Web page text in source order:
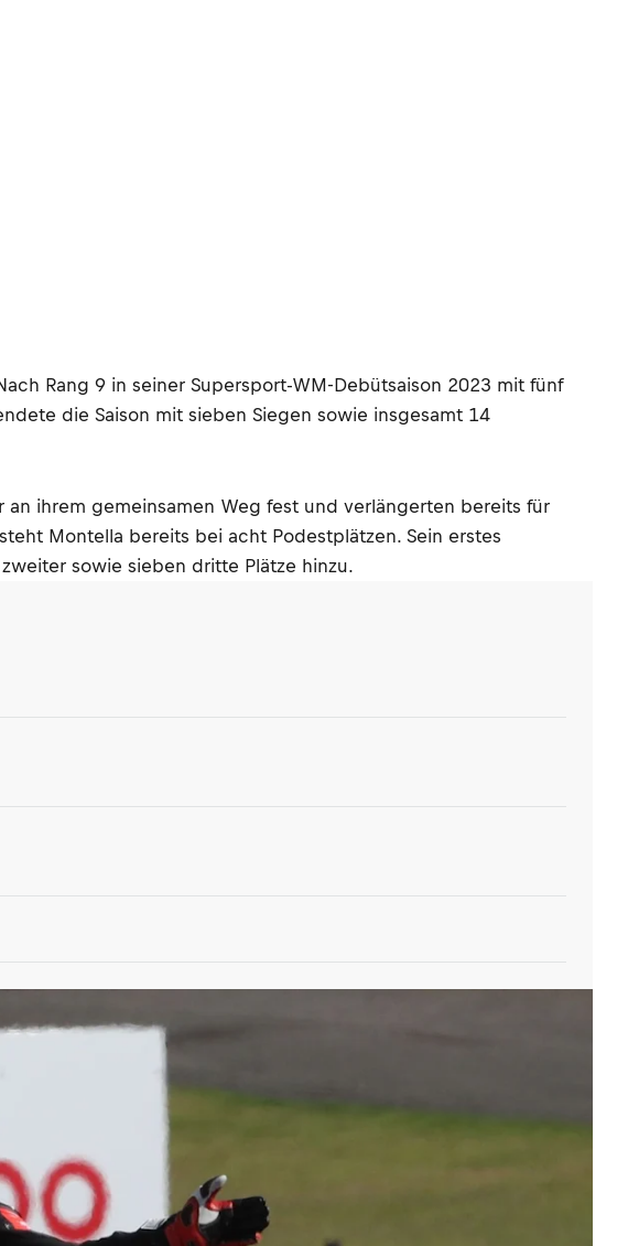
Rang 9 in seiner Supersport-WM-Debütsaison 2023 mit fünf
die Saison mit sieben Siegen sowie insgesamt 14
an ihrem gemeinsamen Weg fest und verlängerten bereits für
Montella bereits bei acht Podestplätzen. Sein erstes
sowie sieben dritte Plätze hinzu.